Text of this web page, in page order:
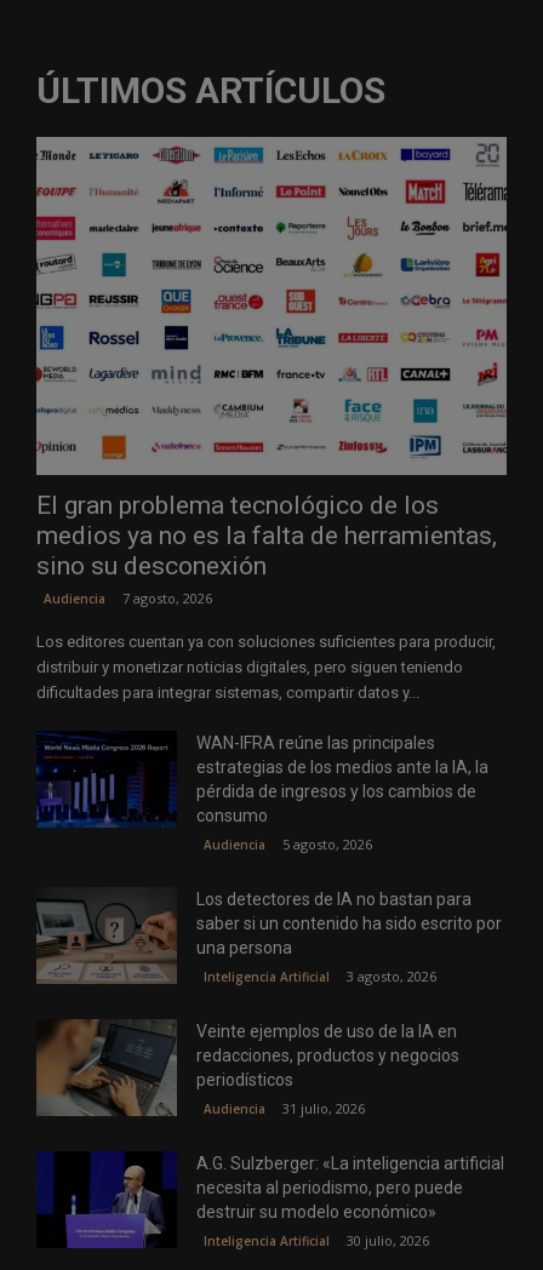
ÚLTIMOS ARTÍCULOS
El gran problema tecnológico de los
medios ya no es la falta de herramientas,
sino su desconexión
Audiencia 7 agosto, 2026
Los editores cuentan ya con soluciones suficientes para producir,
distribuir y monetizar noticias digitales, pero siguen teniendo
dificultades para integrar sistemas, compartir datos y...
WAN-IFRA reúne las principales
estrategias de los medios ante la IA, la
pérdida de ingresos y los cambios de
consumo
Audiencia 5 agosto, 2026
Los detectores de IA no bastan para
saber si un contenido ha sido escrito por
una persona
Inteligencia Artificial 3 agosto, 2026
Veinte ejemplos de uso de la IA en
redacciones, productos y negocios
periodísticos
Audiencia 31 julio, 2026
A.G. Sulzberger: «La inteligencia artificial
necesita al periodismo, pero puede
destruir su modelo económico»
Inteligencia Artificial 30 julio, 2026